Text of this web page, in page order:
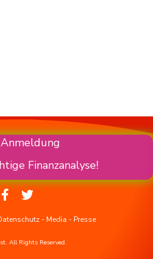
Finanzanalyse!
- Media - Presse
All Rights Reserved.